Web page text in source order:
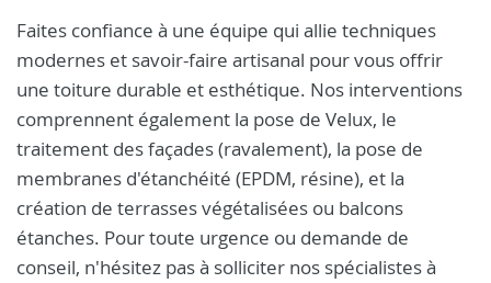
Faites confiance à une équipe qui allie techniques
modernes et savoir-faire artisanal pour vous offrir
une toiture durable et esthétique. Nos interventions
comprennent également la pose de Velux, le
traitement des façades (ravalement), la pose de
membranes d'étanchéité (EPDM, résine), et la
création de terrasses végétalisées ou balcons
étanches. Pour toute urgence ou demande de
conseil, n'hésitez pas à solliciter nos spécialistes à